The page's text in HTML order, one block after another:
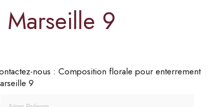
9
nous : Composition florale pour enterrement
9